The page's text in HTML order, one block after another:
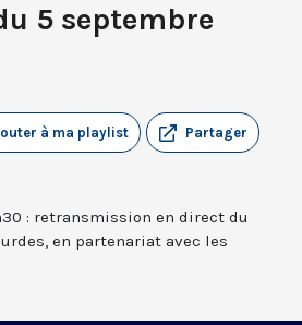
5 septembre
Partager
à ma playlist
: retransmission en direct du
en partenariat avec les